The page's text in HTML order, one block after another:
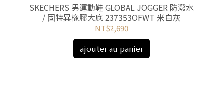
SKECHERS 男運動鞋 GLOBAL JOGGER 防潑水
/ 固特異橡膠大底 237353OFWT 米白灰
NT$2,690
ajouter au panier